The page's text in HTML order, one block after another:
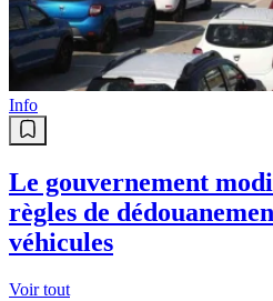
Info
Le gouvernement
règles de
véhicules
Voir tout